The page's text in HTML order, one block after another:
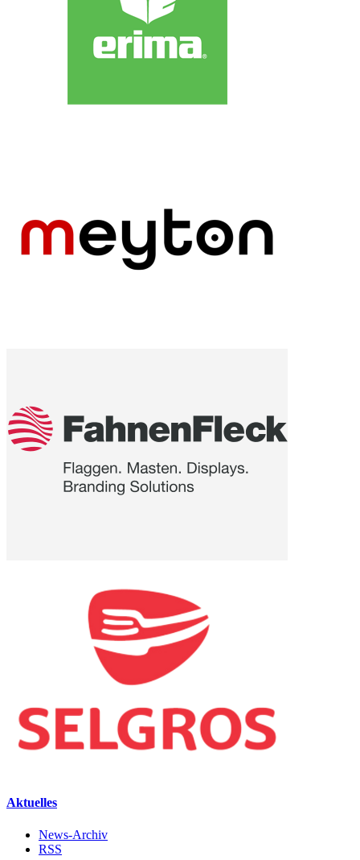
Aktuelles
News-Archiv
RSS